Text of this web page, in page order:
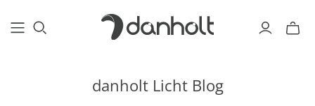
danholt Licht Blog